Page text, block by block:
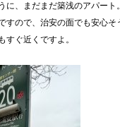
に、まだまだ築浅のアパート。
すので、治安の面でも安心そ
すぐ近くですよ。